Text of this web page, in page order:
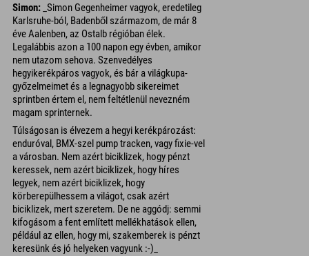
Simon: _Simon Gegenheimer vagyok, eredetileg
Karlsruhe-ból, Badenből származom, de már 8
éve Aalenben, az Ostalb régióban élek.
Legalábbis azon a 100 napon egy évben, amikor
nem utazom sehova. Szenvedélyes
hegyikerékpáros vagyok, és bár a világkupa-
győzelmeimet és a legnagyobb sikereimet
sprintben értem el, nem feltétlenül nevezném
magam sprinternek.
Túlságosan is élvezem a hegyi kerékpározást:
enduróval, BMX-szel pump tracken, vagy fixie-vel
a városban. Nem azért biciklizek, hogy pénzt
keressek, nem azért biciklizek, hogy híres
legyek, nem azért biciklizek, hogy
körberepülhessem a világot, csak azért
biciklizek, mert szeretem. De ne aggódj: semmi
kifogásom a fent említett mellékhatások ellen,
például az ellen, hogy mi, szakemberek is pénzt
keresünk és jó helyeken vagyunk :-)_